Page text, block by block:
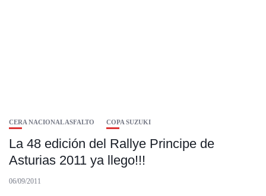
CERA NACIONAL ASFALTO COPA SUZUKI
La 48 edición del Rallye Principe de
Asturias 2011 ya llego!!!
06/09/2011